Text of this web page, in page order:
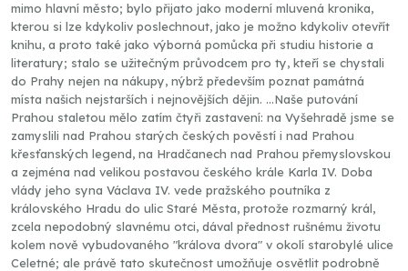
mimo hlavní město; bylo přijato jako moderní mluvená kronika,
kterou si lze kdykoliv poslechnout, jako je možno kdykoliv otevřít
knihu, a proto také jako výborná pomůcka při studiu historie a
literatury; stalo se užitečným průvodcem pro ty, kteří se chystali
do Prahy nejen na nákupy, nýbrž především poznat památná
místa našich nejstarších i nejnovějších dějin. ...Naše putování
Prahou staletou mělo zatím čtyři zastavení: na Vyšehradě jsme se
zamyslili nad Prahou starých českých pověstí i nad Prahou
křesťanských legend, na Hradčanech nad Prahou přemyslovskou
a zejména nad velikou postavou českého krále Karla IV. Doba
vlády jeho syna Václava IV. vede pražského poutníka z
královského Hradu do ulic Staré Města, protože rozmarný král,
zcela nepodobný slavnému otci, dával přednost rušnému životu
kolem nově vybudovaného "králova dvora" v okolí starobylé ulice
Celetné; ale právě tato skutečnost umožňuje osvětlit podrobně